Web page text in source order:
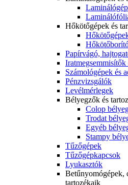
Hőkötőgépek és
Papírvágó,
Iratmegsemmisítők
Számológépek és
Pénzvizsgálók
Levélmérlegek
Bélyegzők és
Colop
Trodat
Egyéb
Stampy
Tűzőgépek
Tűzőgépkapcsok
Lyukasztók
Betűnyomógépek,
tartozékaik